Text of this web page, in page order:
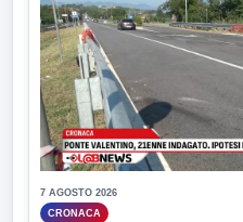
7 AGOSTO 2026
CRONACA